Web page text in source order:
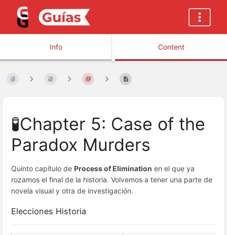
Info Content
🧪Chapter 5: Case of the
Paradox Murders
Quinto capítulo de Process of Elimination en el que ya
rozamos el final de la historia. Volvemos a tener una parte de
novela visual y otra de investigación.
Elecciones Historia